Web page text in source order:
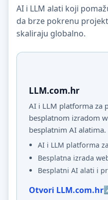
AI i LLM alati koji
da brze pokrenu
skaliraju globalno.
LLM.com.hr
AI i LLM platforma za
besplatnom izradom
besplatnim AI alatima.
AI i LLM platforma
Besplatna izrada
Besplatni AI alati i
Otvori LLM.com.hr